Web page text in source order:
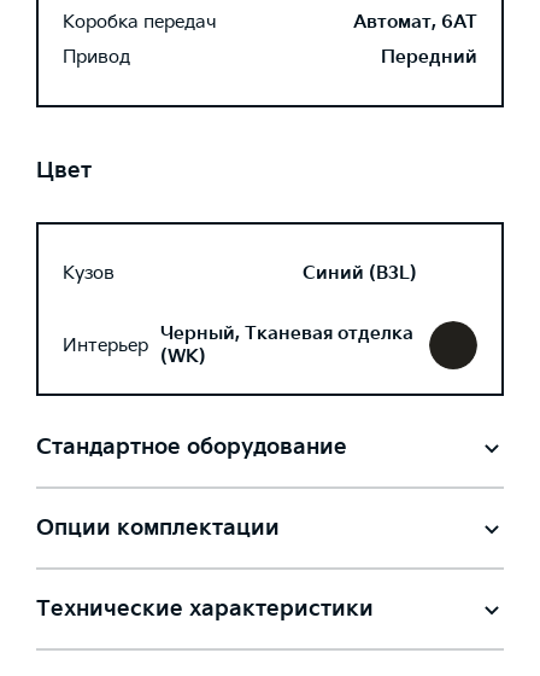
Коробка передач
Автомат, 6AT
Привод
Передний
Цвет
Кузов Синий (B3L)
Интерьер Черный, Тканевая отделка
(WK)
Стандартное оборудование
Опции комплектации
Технические характеристики